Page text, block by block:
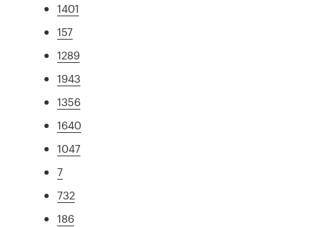
1401
157
1289
1943
1356
1640
1047
7
732
186